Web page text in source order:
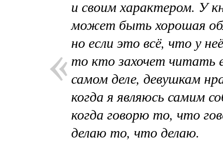
и своим характером. У
может быть хорошая
но если это всё, что у
то кто захочет читать
самом деле, девушкам
когда я являюсь самим
когда говорю то, что
делаю то, что делаю.